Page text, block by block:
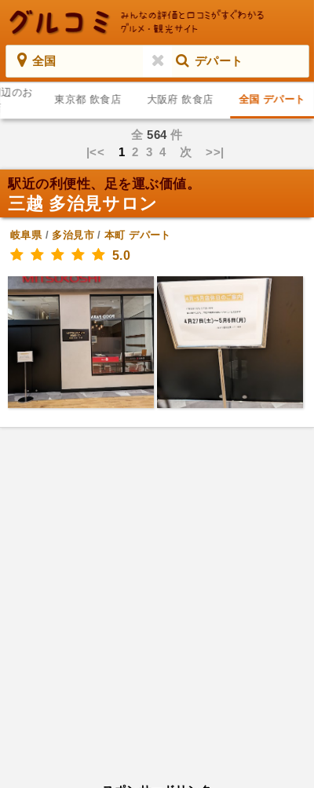
全国 デパート
のお
東京都 飲食店 大阪府 飲食店 全国 デパート
全564件
|<< 12 3 4 次 >>|
駅近の利便性、足を運ぶ価値。
三越 多治見サロン
岐阜県/ 多治見市/本町 デパート
5.0